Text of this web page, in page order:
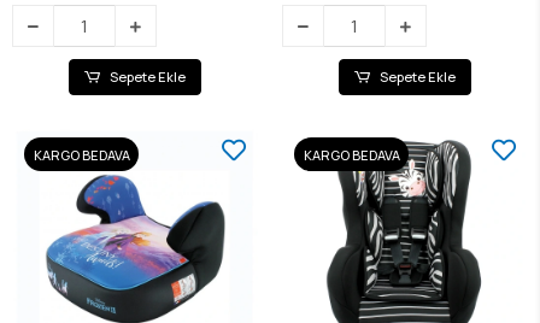
Sepete Ekle Sepete Ekle
KARGO BEDAVA KARGO BEDAVA